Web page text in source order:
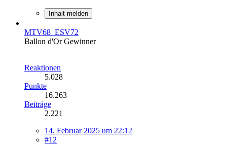
Inhalt melden
MTV68_ESV72
Ballon d'Or Gewinner
Reaktionen
5.028
Punkte
16.263
Beiträge
2.221
14. Februar 2025 um 22:12
#12